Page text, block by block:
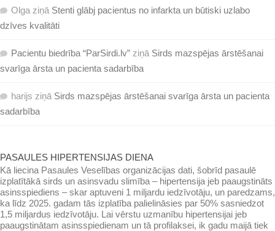
Olga ziņā Stenti glābj pacientus no infarkta un būtiski uzlabo
dzīves kvalitāti
Pacientu biedrība “ParSirdi.lv” ziņā Sirds mazspējas ārstēšanai
svarīga ārsta un pacienta sadarbība
harijs ziņā Sirds mazspējas ārstēšanai svarīga ārsta un pacienta
sadarbība
PASAULES HIPERTENSIJAS DIENA
Kā liecina Pasaules Veselības organizācijas dati, šobrīd pasaulē
izplatītākā sirds un asinsvadu slimība – hipertensija jeb paaugstināts
asinsspiediens – skar aptuveni 1 miljardu iedzīvotāju, un paredzams,
ka līdz 2025. gadam tās izplatība palielināsies par 50% sasniedzot
1,5 miljardus iedzīvotāju. Lai vērstu uzmanību hipertensijai jeb
paaugstinātam asinsspiedienam un tā profilaksei, ik gadu maijā tiek